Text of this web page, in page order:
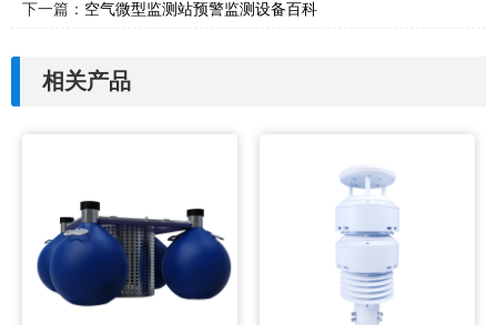
下一篇： 空气微型监测站预警监测设备百科
相关产品